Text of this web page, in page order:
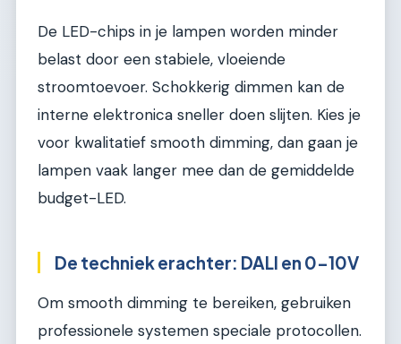
De LED-chips in je lampen worden minder
belast door een stabiele, vloeiende
stroomtoevoer. Schokkerig dimmen kan de
interne elektronica sneller doen slijten. Kies je
voor kwalitatief smooth dimming, dan gaan je
lampen vaak langer mee dan de gemiddelde
budget-LED.
De techniek erachter: DALI en 0-10V
Om smooth dimming te bereiken, gebruiken
professionele systemen speciale protocollen.